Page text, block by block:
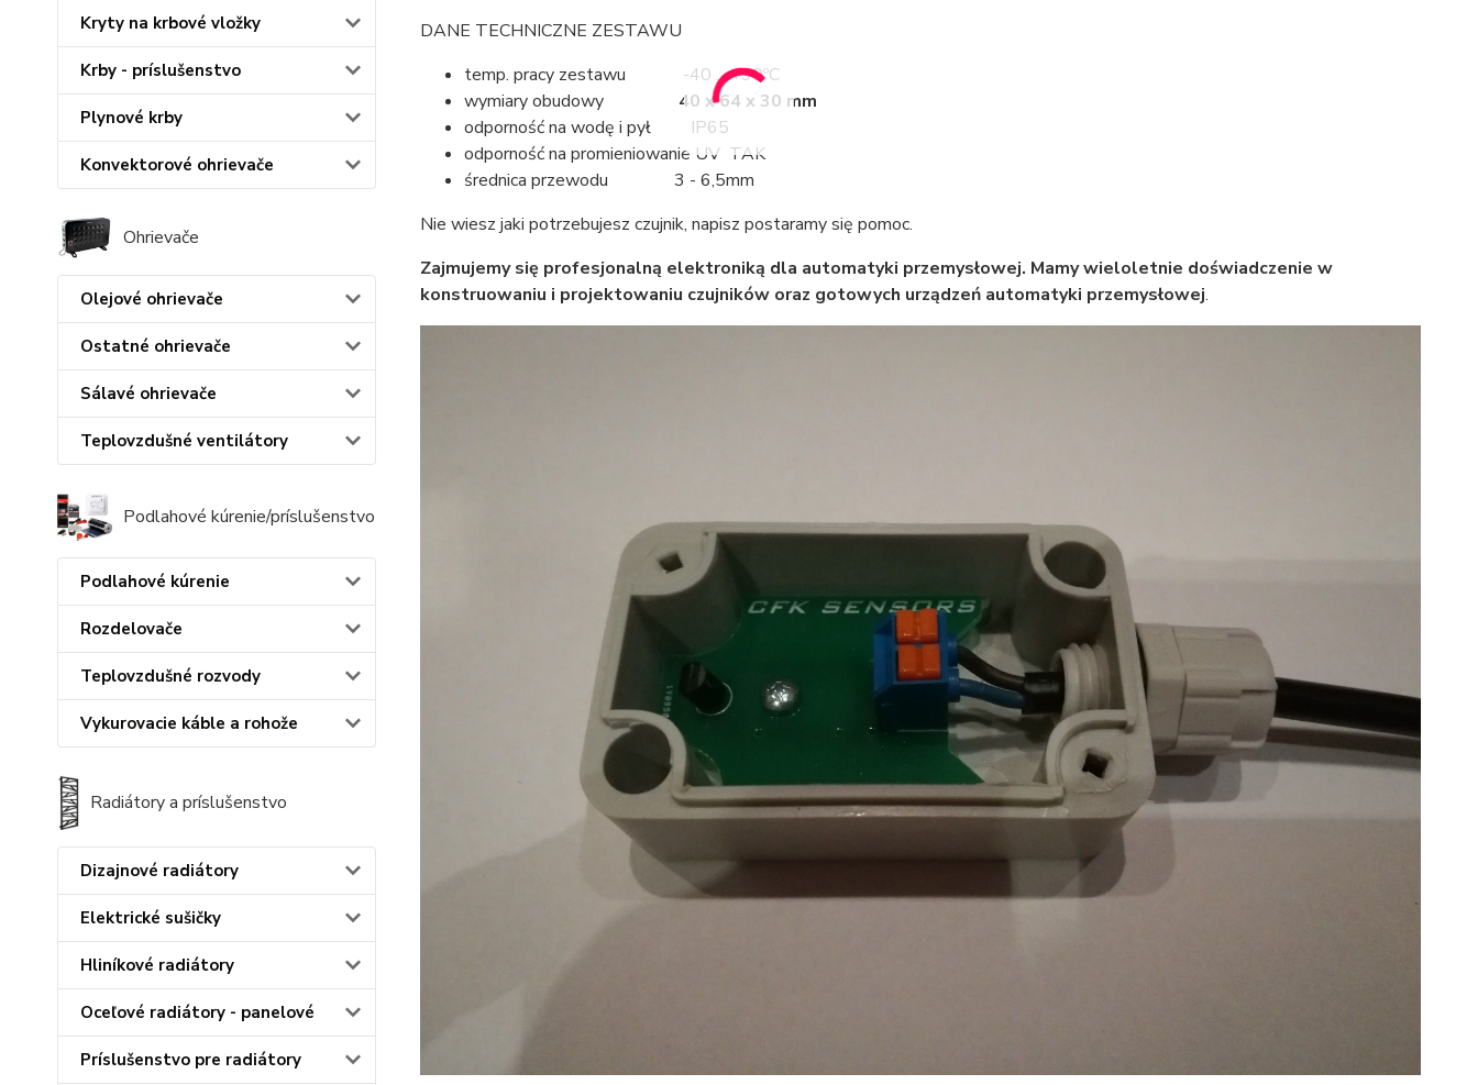
Kryty na krbové vložky
Krby - príslušenstvo
Plynové krby
Konvektorové ohrievače
Ohrievače
Olejové ohrievače
Ostatné ohrievače
Sálavé ohrievače
Teplovzdušné ventilátory
Podlahové kúrenie/príslušenstvo
Podlahové kúrenie
Rozdelovače
Teplovzdušné rozvody
Vykurovacie káble a rohože
Radiátory a príslušenstvo
Dizajnové radiátory
Elektrické sušičky
Hliníkové radiátory
Oceľové radiátory - panelové
Príslušenstvo pre radiátory
DANE TECHNICZNE ZESTAWU
temp. pracy zestawu -40 ... +90ºC
wymiary obudowy 40 x 64 x 30 mm
odporność na wodę i pył IP65
odporność na promieniowanie UV TAK
średnica przewodu 3 - 6,5mm
Nie wiesz jaki potrzebujesz czujnik, napisz postaramy się pomoc.
Zajmujemy się profesjonalną elektroniką dla automatyki przemysłowej. Mamy wieloletnie doświadczenie w
konstruowaniu i projektowaniu czujników oraz gotowych urządzeń automatyki przemysłowej.